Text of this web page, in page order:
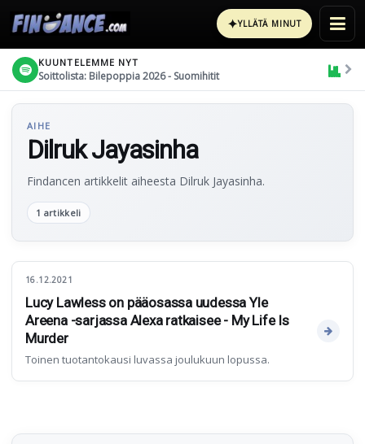
✦YLLÄTÄ MINUT
KUUNTELEMME NYT
Soittolista: Bilepoppia 2026 - Suomihitit
AIHE
Dilruk Jayasinha
Findancen artikkelit aiheesta Dilruk Jayasinha.
1 artikkeli
16.12.2021
Lucy Lawless on pääosassa uudessa Yle
Areena -sarjassa Alexa ratkaisee - My Life Is
Murder
Toinen tuotantokausi luvassa joulukuun lopussa.